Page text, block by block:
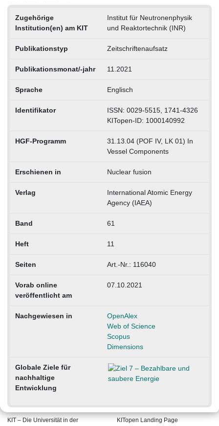
Zugehörige
Institution(en) am KIT
Institut für Neutronenphysik
und Reaktortechnik (INR)
Publikationstyp Zeitschriftenaufsatz
Publikationsmonat/-jahr 11.2021
Sprache Englisch
Identifikator
ISSN: 0029-5515, 1741-4326
KITopen-ID: 1000140992
HGF-Programm
31.13.04 (POF IV, LK 01) In
Vessel Components
Erschienen in Nuclear fusion
Verlag
International Atomic Energy
Agency (IAEA)
Band 61
Heft 11
Seiten Art.-Nr.: 116040
Vorab online
veröffentlicht am
07.10.2021
Nachgewiesen in
OpenAlex
Web of Science
Scopus
Dimensions
Globale Ziele für
nachhaltige
Entwicklung
KIT – Die Universität in der KITopen Landing Page